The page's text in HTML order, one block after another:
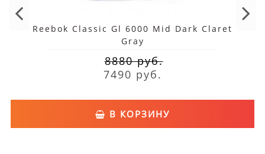
Reebok Classic Gl 6000 Mid Dark Claret
Gray
8880 руб.
7490 руб.
В КОРЗИНУ